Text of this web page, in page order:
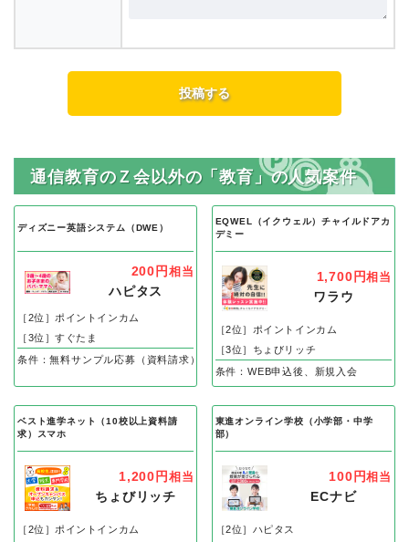
通信教育のＺ会以外の「教育」の人気案件
ディズニー英語システム（DWE）
200円 相当
ハピタス
［2位］ポイントインカム
［3位］すぐたま
条件：無料サンプル応募（資料請求）
EQWEL（イクウェル）チャイルドアカ
デミー
1,700円相当
ワラウ
［2位］ポイントインカム
［3位］ちょびリッチ
条件：WEB申込後、新規入会
ベスト進学ネット（10校以上資料請
求）スマホ
1,200円 相当
ちょびリッチ
［2位］ポイントインカム
東進オンライン学校（小学部・中学
部）
100円相当
ECナビ
［2位］ハピタス